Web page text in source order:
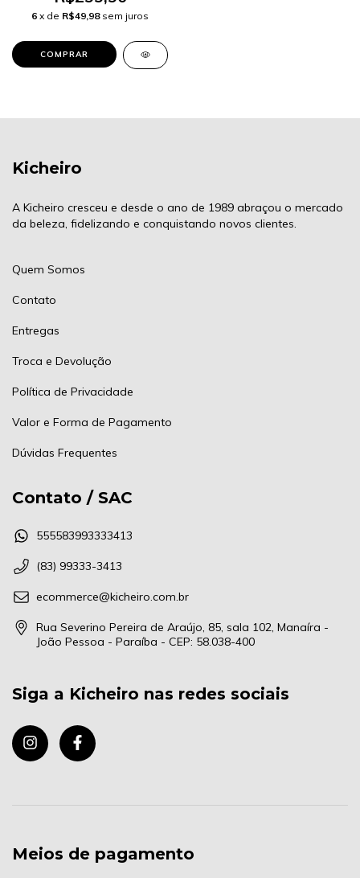
6 x de R$49,98 sem juros
Kicheiro
A Kicheiro cresceu e desde o ano de 1989 abraçou o mercado
da beleza, fidelizando e conquistando novos clientes.
Quem Somos
Contato
Entregas
Troca e Devolução
Política de Privacidade
Valor e Forma de Pagamento
Dúvidas Frequentes
Contato / SAC
555583993333413
(83) 99333-3413
ecommerce@kicheiro.com.br
Rua Severino Pereira de Araújo, 85, sala 102, Manaíra -
João Pessoa - Paraíba - CEP: 58.038-400
Siga a Kicheiro nas redes sociais
Meios de pagamento